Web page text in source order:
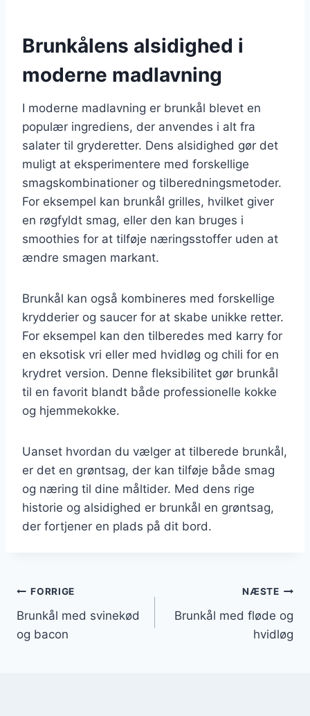
Brunkålens alsidighed i
moderne madlavning
I moderne madlavning er brunkål blevet en
populær ingrediens, der anvendes i alt fra
salater til gryderetter. Dens alsidighed gør det
muligt at eksperimentere med forskellige
smagskombinationer og tilberedningsmetoder.
For eksempel kan brunkål grilles, hvilket giver
en røgfyldt smag, eller den kan bruges i
smoothies for at tilføje næringsstoffer uden at
ændre smagen markant.
Brunkål kan også kombineres med forskellige
krydderier og saucer for at skabe unikke retter.
For eksempel kan den tilberedes med karry for
en eksotisk vri eller med hvidløg og chili for en
krydret version. Denne fleksibilitet gør brunkål
til en favorit blandt både professionelle kokke
og hjemmekokke.
Uanset hvordan du vælger at tilberede brunkål,
er det en grøntsag, der kan tilføje både smag
og næring til dine måltider. Med dens rige
historie og alsidighed er brunkål en grøntsag,
der fortjener en plads på dit bord.
Indlægsnavigation
FORRIGE
Brunkål med svinekød
og bacon
NÆSTE
Brunkål med fløde og
hvidløg